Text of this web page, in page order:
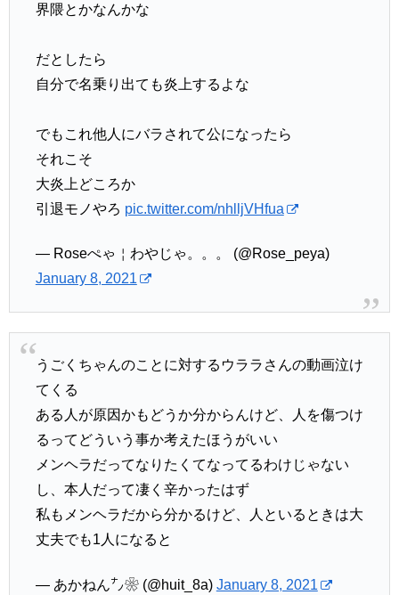
界隈とかなんかな
だとしたら
自分で名乗り出ても炎上するよな
でもこれ他人にバラされて公になったら
それこそ
大炎上どころか
引退モノやろ pic.twitter.com/nhlljVHfua
— Roseぺゃ￤わやじゃ。。。 (@Rose_peya)
January 8, 2021
うごくちゃんのことに対するウララさんの動画泣け
てくる
ある人が原因かもどうか分からんけど、人を傷つけ
るってどういう事か考えたほうがいい
メンヘラだってなりたくてなってるわけじゃない
し、本人だって凄く辛かったはず
私もメンヘラだから分かるけど、人といるときは大
丈夫でも1人になると
— あかねん㌨❀ (@huit_8a) January 8, 2021